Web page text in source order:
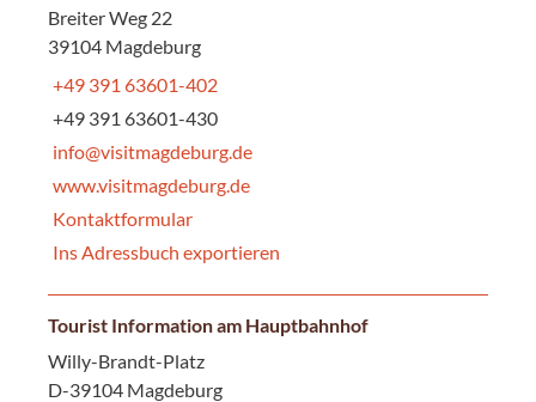
Breiter Weg 22
39104 Magdeburg
+49 391 63601-402
+49 391 63601-430
info@visitmagdeburg.de
www.visitmagdeburg.de
Kontaktformular
Ins Adressbuch exportieren
Tourist Information am Hauptbahnhof
Willy-Brandt-Platz
D-39104 Magdeburg